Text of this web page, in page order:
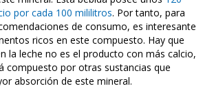
por cada 100 mililitros. Por tanto, para
de consumo, es interesante
ricos en este compuesto. Hay que
la leche no es el producto con más calcio,
compuesto por otras sustancias que
absorción de este mineral.